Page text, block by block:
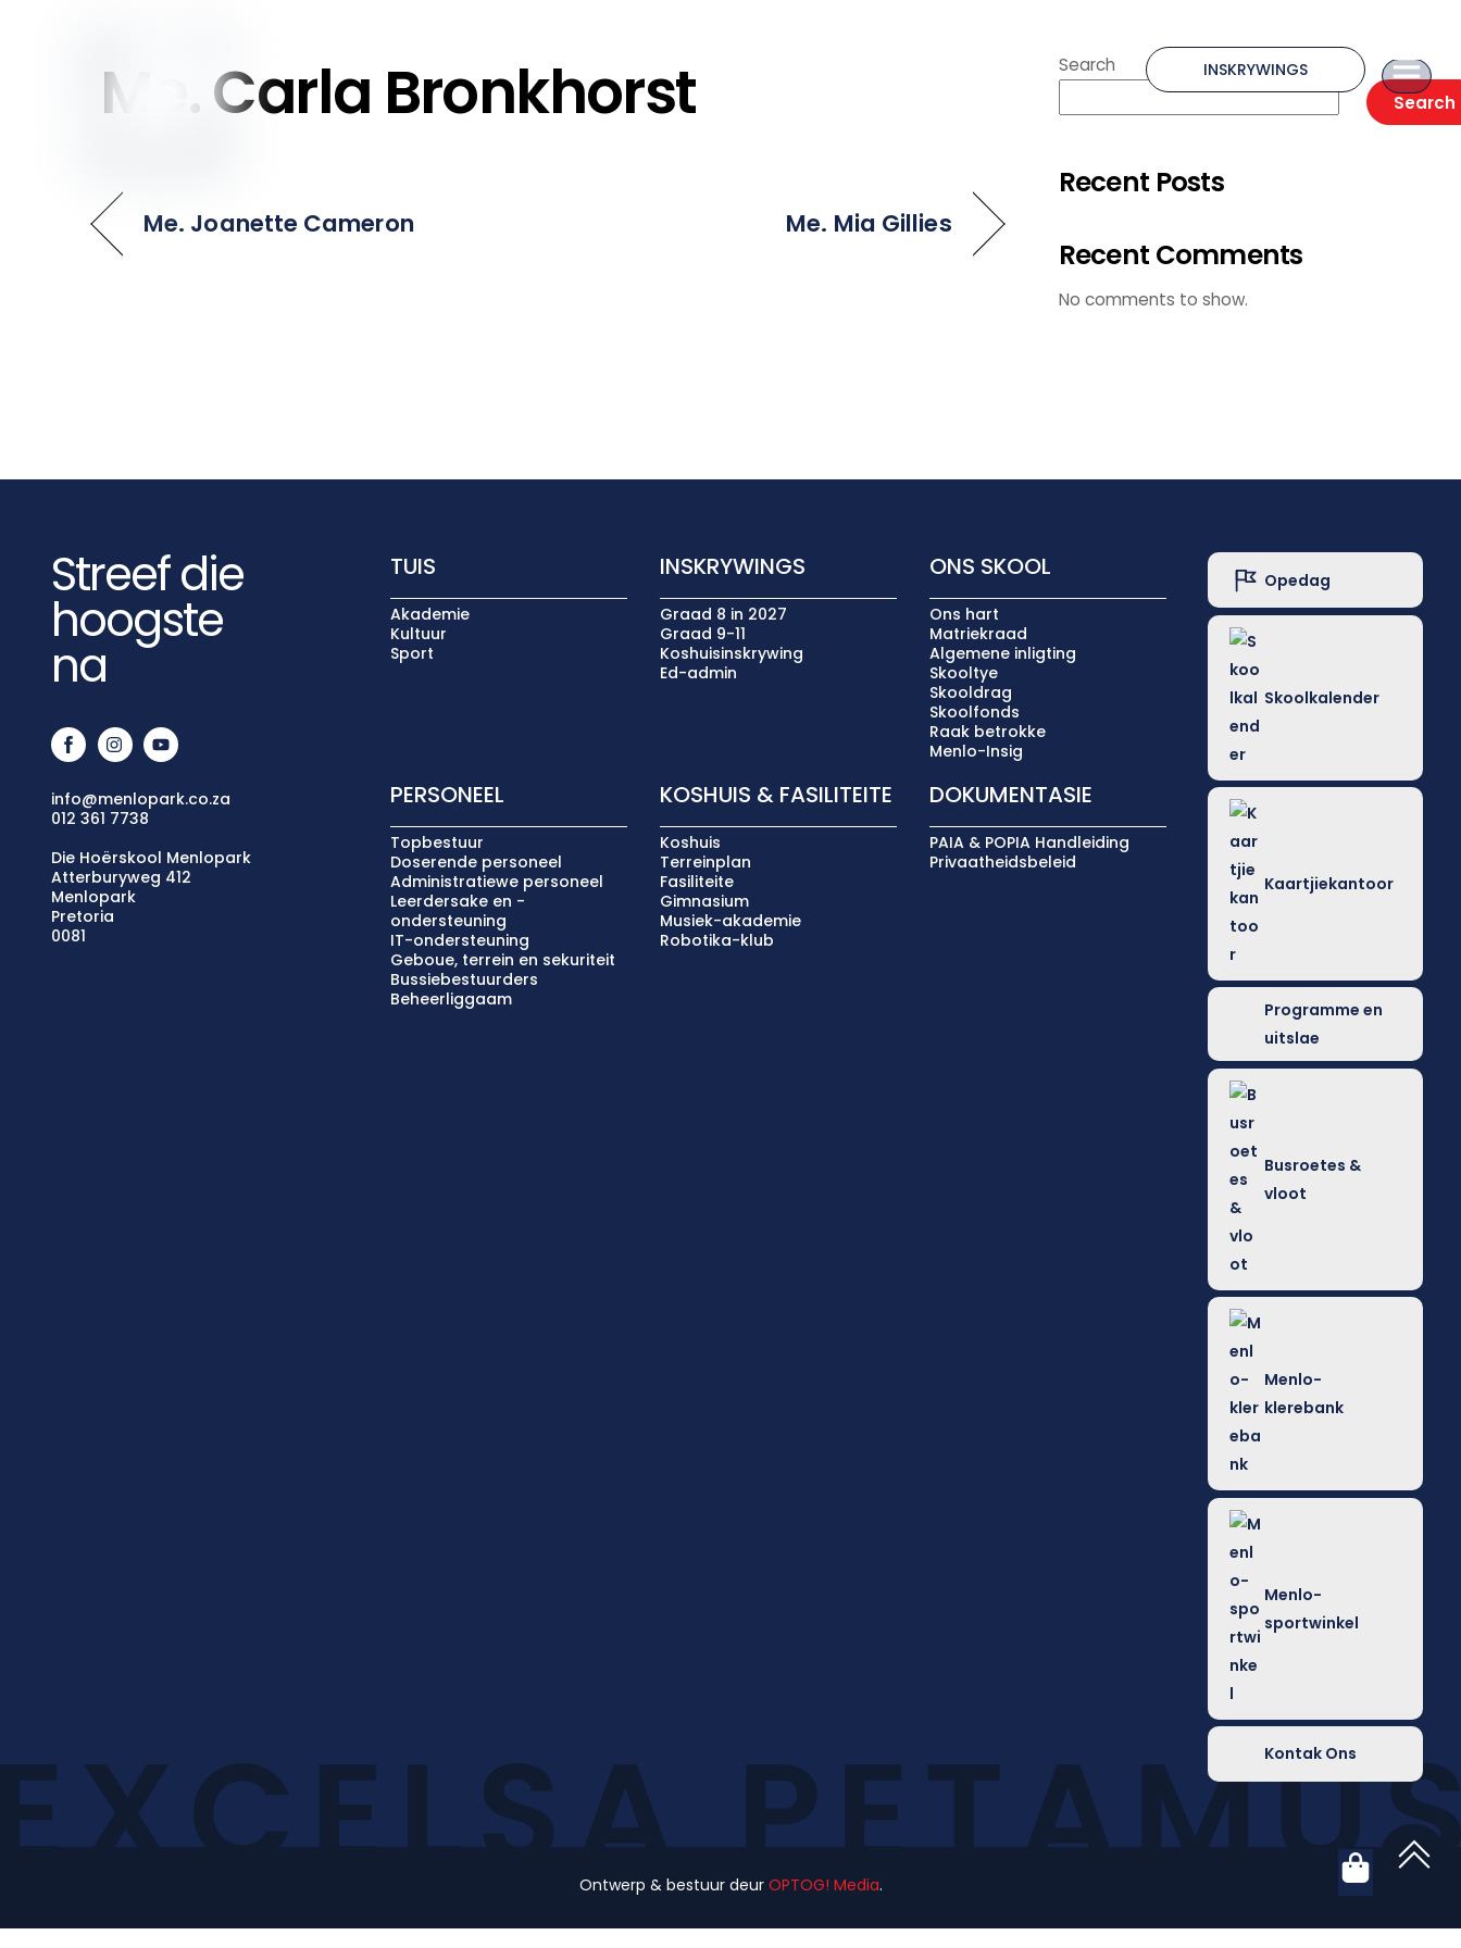
INSKRYWINGS
Me. Carla Bronkhorst
Me. Joanette Cameron Me. Mia Gillies
Search
Search
Recent Posts
Recent Comments
No comments to show.
Streef die
hoogste
na
info@menlopark.co.za
012 361 7738
Die Hoërskool Menlopark
Atterburyweg 412
Menlopark
Pretoria
0081
TUIS
Akademie
Kultuur
Sport
INSKRYWINGS
Graad 8 in 2027
Graad 9-11
Koshuisinskrywing
Ed-admin
ONS SKOOL
Ons hart
Matriekraad
Algemene inligting
Skooltye
Skooldrag
Skoolfonds
Raak betrokke
Menlo-Insig
PERSONEEL
Topbestuur
Doserende personeel
Administratiewe personeel
Leerdersake en -
ondersteuning
IT-ondersteuning
Geboue, terrein en sekuriteit
Bussiebestuurders
Beheerliggaam
KOSHUIS & FASILITEITE
Koshuis
Terreinplan
Fasiliteite
Gimnasium
Musiek-akademie
Robotika-klub
DOKUMENTASIE
PAIA & POPIA Handleiding
Privaatheidsbeleid
Opedag
Skoolkalender
Kaartjiekantoor
Programme en
uitslae
Busroetes &
vloot
Menlo-
klerebank
Menlo-
sportwinkel
Kontak Ons
Ontwerp & bestuur deur OPTOG! Media.